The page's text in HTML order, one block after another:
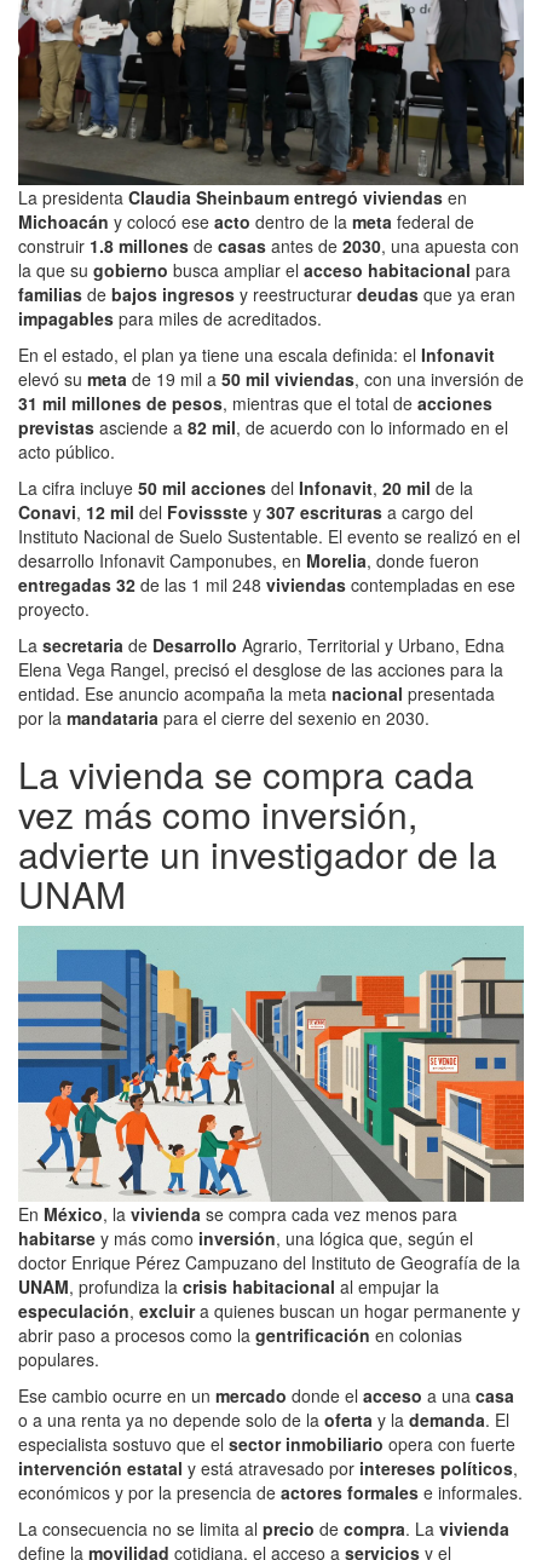
La presidenta Claudia Sheinbaum entregó viviendas en
Michoacán y colocó ese acto dentro de la meta federal de
construir 1.8 millones de casas antes de 2030, una apuesta con
la que su gobierno busca ampliar el acceso habitacional para
familias de bajos ingresos y reestructurar deudas que ya eran
impagables para miles de acreditados.
En el estado, el plan ya tiene una escala definida: el Infonavit
elevó su meta de 19 mil a 50 mil viviendas, con una inversión de
31 mil millones de pesos, mientras que el total de acciones
previstas asciende a 82 mil, de acuerdo con lo informado en el
acto público.
La cifra incluye 50 mil acciones del Infonavit, 20 mil de la
Conavi, 12 mil del Fovissste y 307 escrituras a cargo del
Instituto Nacional de Suelo Sustentable. El evento se realizó en el
desarrollo Infonavit Camponubes, en Morelia, donde fueron
entregadas 32 de las 1 mil 248 viviendas contempladas en ese
proyecto.
La secretaria de Desarrollo Agrario, Territorial y Urbano, Edna
Elena Vega Rangel, precisó el desglose de las acciones para la
entidad. Ese anuncio acompaña la meta nacional presentada
por la mandataria para el cierre del sexenio en 2030.
La vivienda se compra cada
vez más como inversión,
advierte un investigador de la
UNAM
En México, la vivienda se compra cada vez menos para
habitarse y más como inversión, una lógica que, según el
doctor Enrique Pérez Campuzano del Instituto de Geografía de la
UNAM, profundiza la crisis habitacional al empujar la
especulación, excluira quienes buscan un hogar permanente y
abrir paso a procesos como la gentrificación en colonias
populares.
Ese cambio ocurre en un mercado donde el acceso a una casa
o a una renta ya no depende solo de la oferta y la demanda. El
especialista sostuvo que el sector inmobiliario opera con fuerte
intervención estatal y está atravesado por intereses políticos,
económicos y por la presencia de actores formales e informales.
La consecuencia no se limita al precio de compra. La vivienda
define la movilidad cotidiana, el acceso a servicios y el